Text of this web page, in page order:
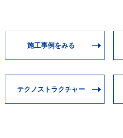
施工事例をみる
テクノストラクチャー